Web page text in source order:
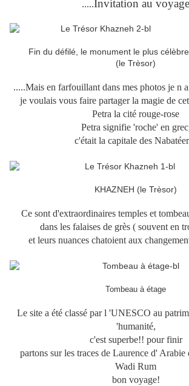
.....Invitation au voyage
Fin du défilé, le monument le plus
(le Trèsor)
.....Mais en farfouillant dans mes photos je n
je voulais vous faire partager la magie de
Petra la cité rouge-rose
Petra signifie 'roche' en
c'était la capitale des
KHAZNEH (le Trèsor)
Ce sont d'extraordinaires temples et
dans les falaises de grès ( souvent en
et leurs nuances chatoient aux
Tombeau à étage
Le site a été classé par l 'UNESCO au
'humanité,
c'est superbe!! pour finir
partons sur les traces de Laurence d' Arabie
Wadi Rum
bon voyage!